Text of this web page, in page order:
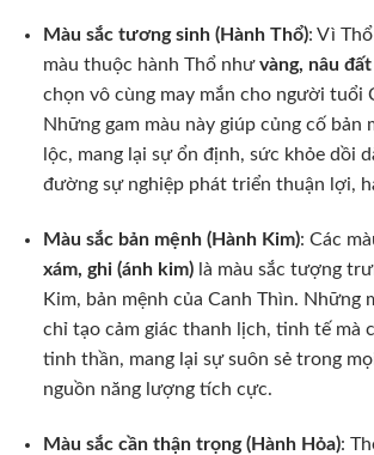
Màu sắc tương sinh (Hành Thổ): Vì
màu thuộc hành Thổ nhưvàng, nâu đất
chọn vô cùng may mắn cho người tuổi
Những gam màu này giúp củng cố bản
lộc, mang lại sự ổn định, sức khỏe dồi
đường sự nghiệp phát triển thuận lợi,
Màu sắc bản mệnh (Hành Kim): Các
xám, ghi (ánh kim)là màu sắc tượng
Kim, bản mệnh của Canh Thìn. Những
chỉ tạo cảm giác thanh lịch, tinh tế mà
tinh thần, mang lại sự suôn sẻ trong
nguồn năng lượng tích cực.
Màu sắc cần thận trọng (Hành Hỏa):